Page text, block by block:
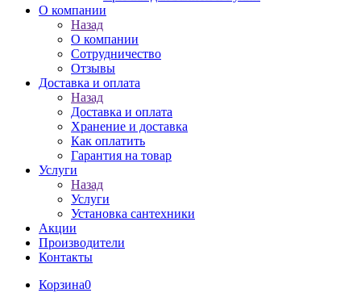
О компании
Назад
О компании
Сотрудничество
Отзывы
Доставка и оплата
Назад
Доставка и оплата
Хранение и доставка
Как оплатить
Гарантия на товар
Услуги
Назад
Услуги
Установка сантехники
Акции
Производители
Контакты
Корзина0